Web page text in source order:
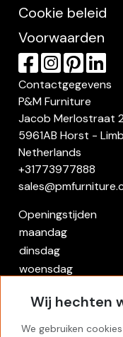
Cookie beleid
Voorwaarden
Contactgegevens
P&M Furniture
Jacob Merlostraat
5961AB Horst -
Netherlands
+31773977888
Openingstijden
maandag
dinsdag
woensdag
vrijdag
zaterdag
Wij hechten
We gebruiken